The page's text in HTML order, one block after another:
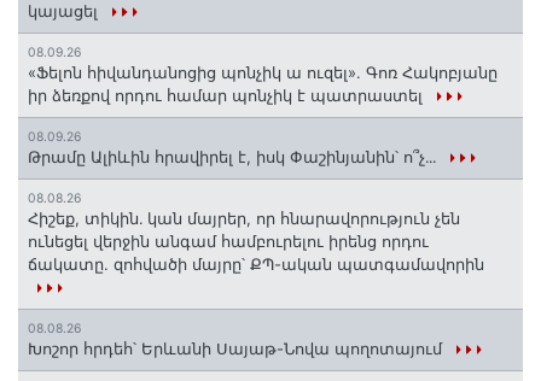
կայացել
08.09.26
«Ֆելոն հիվանդանոցից պոնչիկ ա ուզել». Գոռ Հակոբյանը
իր ձեռքով որդու համար պոնչիկ է պատրաստել
08.09.26
Թրամը Ալիևին հրավիրել է, իսկ Փաշինյանին՝ ո՞չ․․․
08.08.26
Հիշեք, տիկին․ կան մայրեր, որ հնարավորություն չեն
ունեցել վերջին անգամ համբուրելու իրենց որդու
ճակատը. զոհվածի մայրը՝ ՔՊ-ական պատգամավորին
08.08.26
Խոշոր հրդեհ՝ Երևանի Սայաթ-Նովա պողոտայում